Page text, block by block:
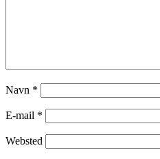
Navn *
E-mail *
Websted